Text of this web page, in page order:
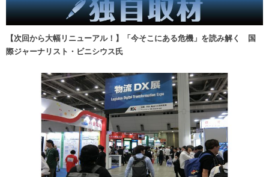
【次回から大幅リニューアル！】「今そこにある危機」を読み解く 国
際ジャーナリスト・ビニシウス氏